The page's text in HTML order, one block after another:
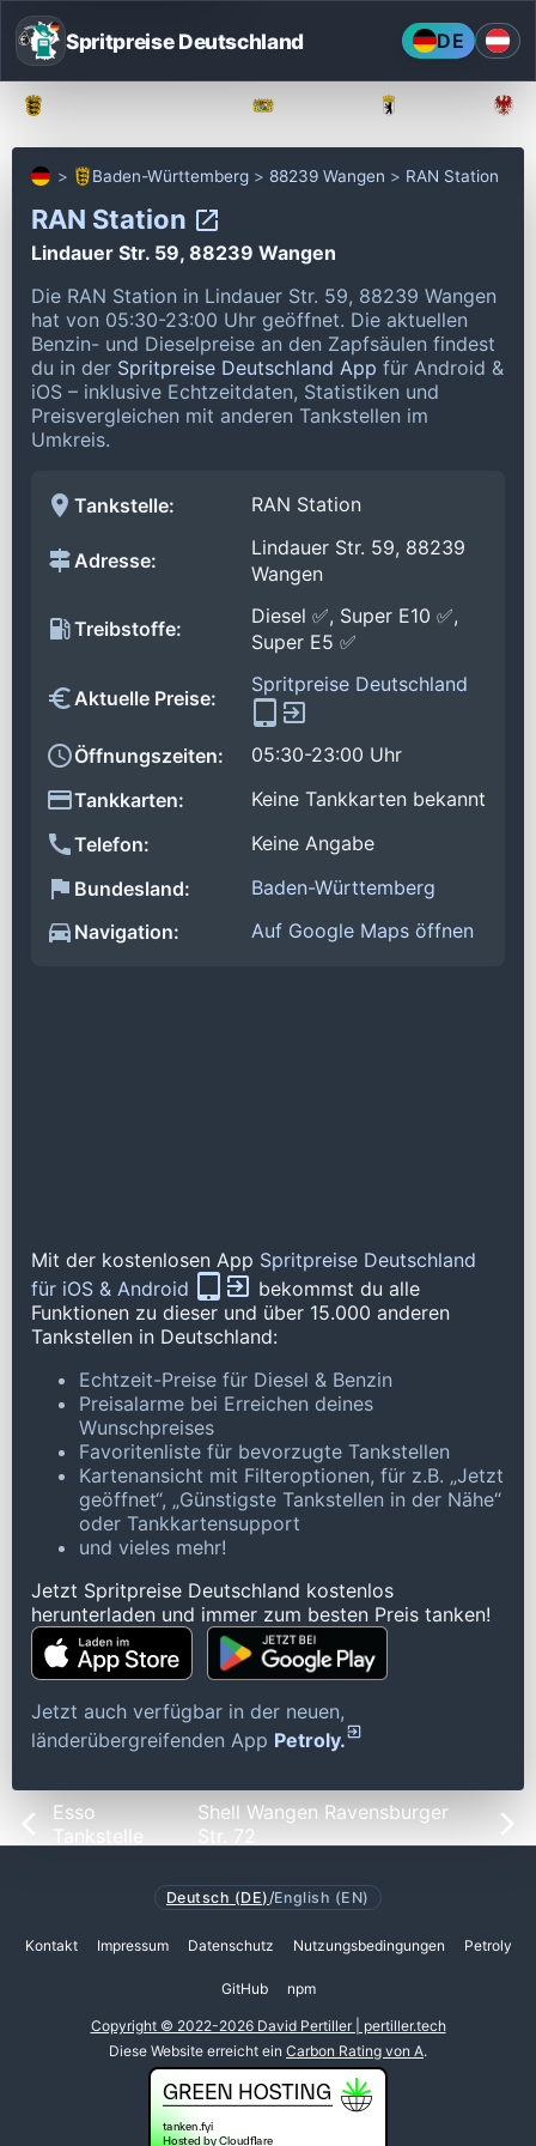
Spritpreise Deutschland DE
Baden-Württemberg 88239 Wangen RAN Station
RAN Station
Lindauer Str. 59, 88239 Wangen
Die RAN Station in Lindauer Str. 59, 88239 Wangen
hat von 05:30-23:00 Uhr geöffnet. Die aktuellen
Benzin- und Dieselpreise an den Zapfsäulen findest
du in der Spritpreise Deutschland App für Android &
iOS – inklusive Echtzeitdaten, Statistiken und
Preisvergleichen mit anderen Tankstellen im
Umkreis.
Tankstelle: RAN Station
Adresse:
Lindauer Str. 59, 88239
Wangen
Treibstoffe:
Diesel ✅, Super E10 ✅,
Super E5 ✅
Aktuelle Preise:
Spritpreise Deutschland
Öffnungszeiten:
05:30-23:00 Uhr
Tankkarten:
Keine Tankkarten bekannt
Telefon:
Keine Angabe
Bundesland:
Baden-Württemberg
Navigation:
Auf Google Maps öffnen
Mit der kostenlosen App Spritpreise Deutschland
für iOS & Android
bekommst du alle
Funktionen zu dieser und über 15.000 anderen
Tankstellen in Deutschland:
Echtzeit-Preise für Diesel & Benzin
Preisalarme bei Erreichen deines
Wunschpreises
Favoritenliste für bevorzugte Tankstellen
Kartenansicht mit Filteroptionen, für z.B. „Jetzt
geöffnet“, „Günstigste Tankstellen in der Nähe“
oder Tankkartensupport
und vieles mehr!
Jetzt Spritpreise Deutschland kostenlos
herunterladen und immer zum besten Preis tanken!
Jetzt auch verfügbar in der neuen,
länderübergreifenden App Petroly.
Esso
Tankstelle
Shell Wangen Ravensburger
Str. 72
Deutsch (DE) /English (EN)
Kontakt Impressum Datenschutz Nutzungsbedingungen Petroly
GitHub npm
Copyright © 2022-2026 David Pertiller | pertiller.tech
Diese Website erreicht ein Carbon Rating von A.